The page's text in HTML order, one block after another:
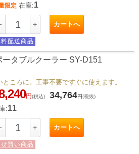
限定 在庫:1
＋ カートへ
配送商品
タブルクーラー SY-D151
ころに。工事不要ですぐに使えます。
円(税込) 34,764円(税抜)
:11
＋ カートへ
買い商品